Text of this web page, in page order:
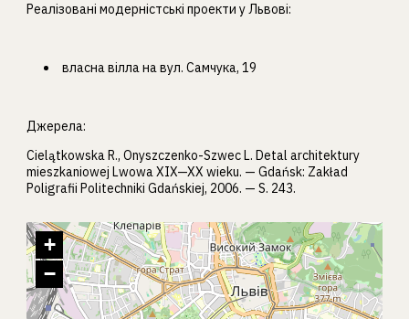
Реалізовані модерністські проекти у Львові:
власна вілла на вул. Самчука, 19
Джерела:
Cielątkowska R., Onyszczenko-Szwec L. Detal architektury
mieszkaniowej Lwowa XIX—XX wieku. — Gdańsk: Zakład
Poligrafii Politechniki Gdańskiej, 2006. — S. 243.
+
−